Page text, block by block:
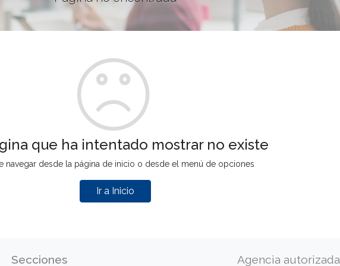
que ha intentado mostrar no existe
navegar desde la página de inicio o desde el menú de opciones
Ir a Inicio
Secciones Agencia autorizada